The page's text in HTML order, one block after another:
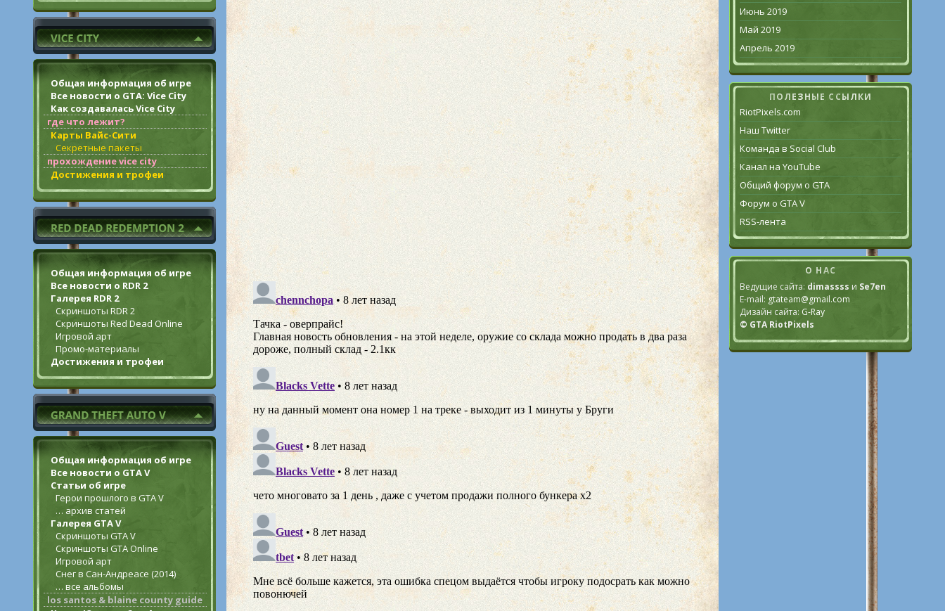
Общая информация об игре
Все новости о GTA: Vice City
Как создавалась Vice City
где что лежит?
Карты Вайс-Сити
Секретные пакеты
прохождение vice city
Достижения и трофеи
Общая информация об игре
Все новости о RDR 2
Галерея RDR 2
Скриншоты RDR 2
Скриншоты Red Dead Online
Игровой арт
Промо-материалы
Достижения и трофеи
Общая информация об игре
Все новости о GTA V
Статьи об игре
Герои прошлого в GTA V
… архив статей
Галерея GTA V
Скриншоты GTA V
Скриншоты GTA Online
Игровой арт
Снег в Сан-Андреасе (2014)
… все альбомы
los santos & blaine county guide
Июнь 2019
Май 2019
Апрель 2019
ПОЛЕЗНЫЕ ССЫЛКИ
RiotPixels.com
Наш Twitter
Команда в Social Club
Канал на YouTube
Общий форум о GTA
Форум о GTA V
RSS-лента
О НАС
Ведущие сайта: dimassss и Se7en
E-mail: gtateam@gmail.com
Дизайн сайта: G-Ray
© GTA RiotPixels